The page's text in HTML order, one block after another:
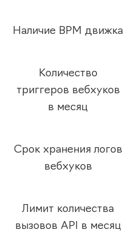
Наличие BPM движка
Количество
триггеров вебхуков
в месяц
Срок хранения логов
вебхуков
Лимит количества
вызовов API в месяц